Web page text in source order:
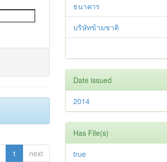
1 next
ธนาคาร
บริษัทข้ามชาติ
Date issued
2014
Has File(s)
true